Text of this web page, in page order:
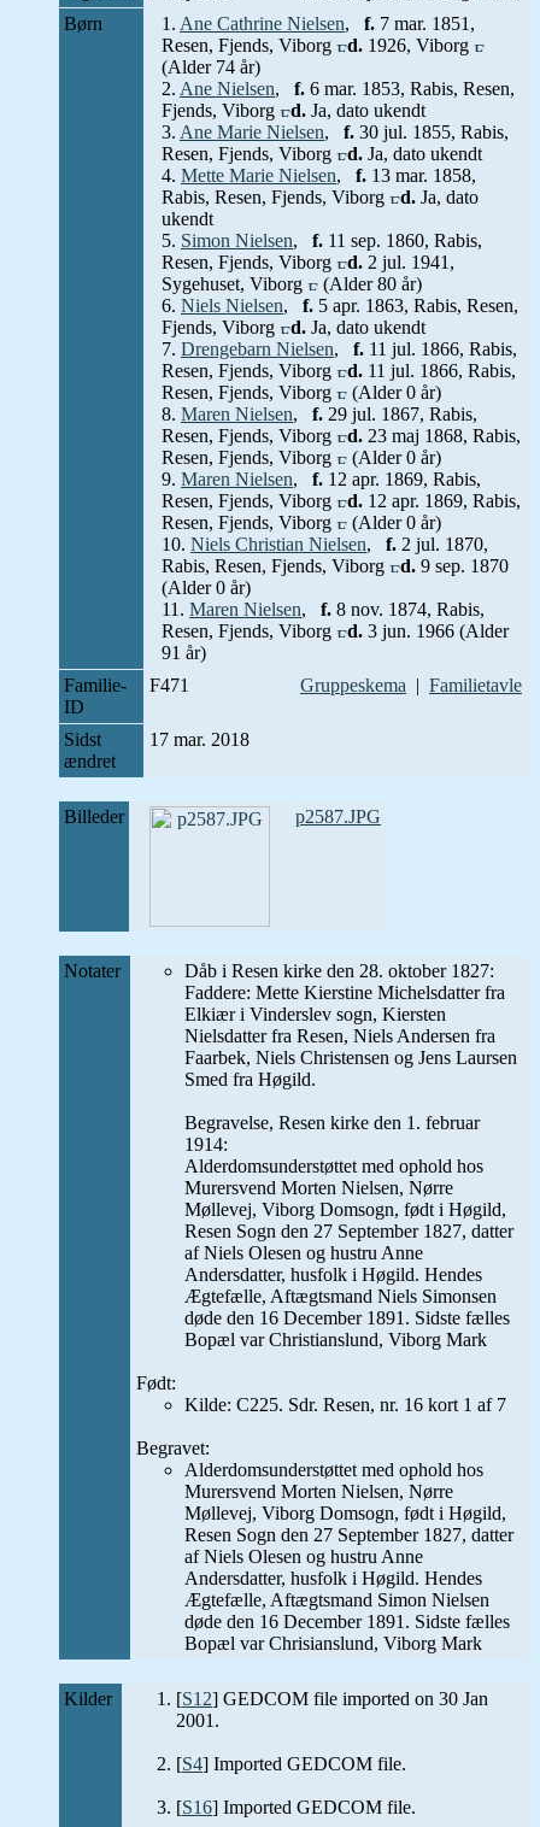
Børn
1. Ane Cathrine Nielsen, f. 7 mar. 1851,
Resen, Fjends, Viborg
d. 1926, Viborg
(Alder 74 år)
2. Ane Nielsen, f. 6 mar. 1853, Rabis, Resen,
Fjends, Viborg
d. Ja, dato ukendt
3. Ane Marie Nielsen, f. 30 jul. 1855, Rabis,
Resen, Fjends, Viborg
d. Ja, dato ukendt
4. Mette Marie Nielsen, f. 13 mar. 1858,
Rabis, Resen, Fjends, Viborg
d. Ja, dato
ukendt
5. Simon Nielsen, f. 11 sep. 1860, Rabis,
Resen, Fjends, Viborg
d. 2 jul. 1941,
Sygehuset, Viborg
(Alder 80 år)
6. Niels Nielsen, f. 5 apr. 1863, Rabis, Resen,
Fjends, Viborg
d. Ja, dato ukendt
7. Drengebarn Nielsen, f. 11 jul. 1866, Rabis,
Resen, Fjends, Viborg
d. 11 jul. 1866, Rabis,
Resen, Fjends, Viborg
(Alder 0 år)
8. Maren Nielsen, f. 29 jul. 1867, Rabis,
Resen, Fjends, Viborg
d. 23 maj 1868, Rabis,
Resen, Fjends, Viborg
(Alder 0 år)
9. Maren Nielsen, f. 12 apr. 1869, Rabis,
Resen, Fjends, Viborg
d. 12 apr. 1869, Rabis,
Resen, Fjends, Viborg
(Alder 0 år)
10. Niels Christian Nielsen, f. 2 jul. 1870,
Rabis, Resen, Fjends, Viborg
d. 9 sep. 1870
(Alder 0 år)
11. Maren Nielsen, f. 8 nov. 1874, Rabis,
Resen, Fjends, Viborg
d. 3 jun. 1966 (Alder
91 år)
Familie-
ID
F471 Gruppeskema | Familietavle
Sidst
ændret
17 mar. 2018
Billeder p2587.JPG
Notater
Dåb i Resen kirke den 28. oktober 1827:
Faddere: Mette Kierstine Michelsdatter fra
Elkiær i Vinderslev sogn, Kiersten
Nielsdatter fra Resen, Niels Andersen fra
Faarbek, Niels Christensen og Jens Laursen
Smed fra Høgild.
Begravelse, Resen kirke den 1. februar
1914:
Alderdomsunderstøttet med ophold hos
Murersvend Morten Nielsen, Nørre
Møllevej, Viborg Domsogn, født i Høgild,
Resen Sogn den 27 September 1827, datter
af Niels Olesen og hustru Anne
Andersdatter, husfolk i Høgild. Hendes
Ægtefælle, Aftægtsmand Niels Simonsen
døde den 16 December 1891. Sidste fælles
Bopæl var Christianslund, Viborg Mark
Født:
Kilde: C225. Sdr. Resen, nr. 16 kort 1 af 7
Begravet:
Alderdomsunderstøttet med ophold hos
Murersvend Morten Nielsen, Nørre
Møllevej, Viborg Domsogn, født i Høgild,
Resen Sogn den 27 September 1827, datter
af Niels Olesen og hustru Anne
Andersdatter, husfolk i Høgild. Hendes
Ægtefælle, Aftægtsmand Simon Nielsen
døde den 16 December 1891. Sidste fælles
Bopæl var Chrisianslund, Viborg Mark
Kilder [S12] GEDCOM file imported on 30 Jan
2001.
[S4] Imported GEDCOM file.
[S16] Imported GEDCOM file.